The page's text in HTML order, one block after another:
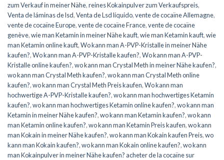
zum Verkauf in meiner Nähe,reines Kokainpulver zum Verkaufspreis,
Venta de láminas de lsd,Venta de Lsd líquido,vente de cocaïne Allemagne,
vente de cocaïne Europe,vente de cocaïne France,vente de cocaïne
genève,wie man Ketamin in meiner Nähe kauft,wie man Ketamin kauft,wie
man Ketamin online kauft,Wo kann man A-PVP-Kristalle in meiner Nähe
kaufen?,Wo kann man A-PVP-Kristalle kaufen?,Wo kann man A-PVP-
Kristalle online kaufen?,wo kann man Crystal Meth in meiner Nähe kaufen?,
wo kann man Crystal Meth kaufen?,wo kann man Crystal Meth online
kaufen?,wo kann man Crystal Meth Preis kaufen,Wo kann man
hochwertige A-PVP-Kristalle kaufen?,wo kann man hochwertiges Ketamin
kaufen?,wo kann man hochwertiges Ketamin online kaufen?,wo kann man
Ketamin in meiner Nähe kaufen?,wo kann man Ketamin kaufen?,wo kann
man Ketamin online kaufen?,wo kann man Ketamin Preis kaufen,wo kann
man Kokain in meiner Nähe kaufen?,wo kann man Kokain kaufen Preis,wo
kann man Kokain kaufen?,wo kann man Kokain online kaufen?,wo kann
man Kokainpulver in meiner Nähe kaufen? acheter de la cocaïne sur